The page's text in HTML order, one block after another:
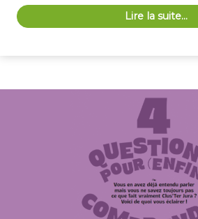
Lire la suite…